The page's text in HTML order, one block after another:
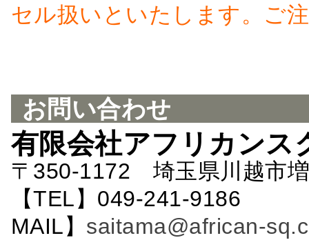
セル扱いといたします。ご
お問い合わせ
有限会社アフリカンス
〒350-1172 埼玉県川越市
【TEL】049-241-
MAIL】 saitama@african-